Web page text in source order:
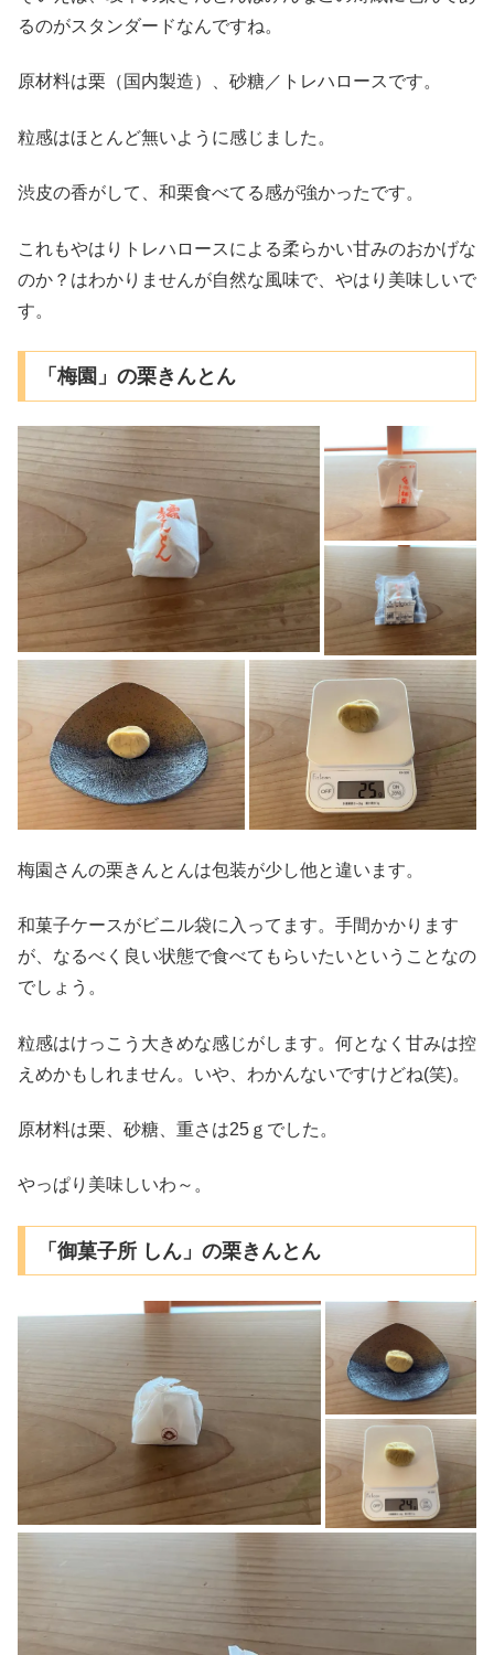
るのがスタンダードなんですね。
原材料は栗（国内製造）、砂糖／トレハロースです。
粒感はほとんど無いように感じました。
渋皮の香がして、和栗食べてる感が強かったです。
これもやはりトレハロースによる柔らかい甘みのおかげな
のか？はわかりませんが自然な風味で、やはり美味しいで
す。
「梅園」の栗きんとん
梅園さんの栗きんとんは包装が少し他と違います。
和菓子ケースがビニル袋に入ってます。手間かかります
が、なるべく良い状態で食べてもらいたいということなの
でしょう。
粒感はけっこう大きめな感じがします。何となく甘みは控
えめかもしれません。いや、わかんないですけどね(笑)。
原材料は栗、砂糖、重さは25ｇでした。
やっぱり美味しいわ～。
「御菓子所 しん」の栗きんとん